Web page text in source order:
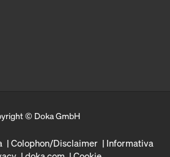
© Doka GmbH
Colophon/Disclaimer
Informativa